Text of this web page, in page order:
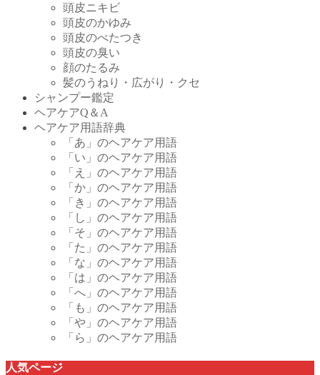
頭皮ニキビ
頭皮のかゆみ
頭皮のべたつき
頭皮の臭い
顔のたるみ
髪のうねり・広がり・クセ
シャンプー鑑定
ヘアケアQ＆A
ヘアケア用語辞典
「あ」のヘアケア用語
「い」のヘアケア用語
「え」のヘアケア用語
「か」のヘアケア用語
「き」のヘアケア用語
「し」のヘアケア用語
「そ」のヘアケア用語
「た」のヘアケア用語
「な」のヘアケア用語
「は」のヘアケア用語
「へ」のヘアケア用語
「も」のヘアケア用語
「や」のヘアケア用語
「ら」のヘアケア用語
人気ページ